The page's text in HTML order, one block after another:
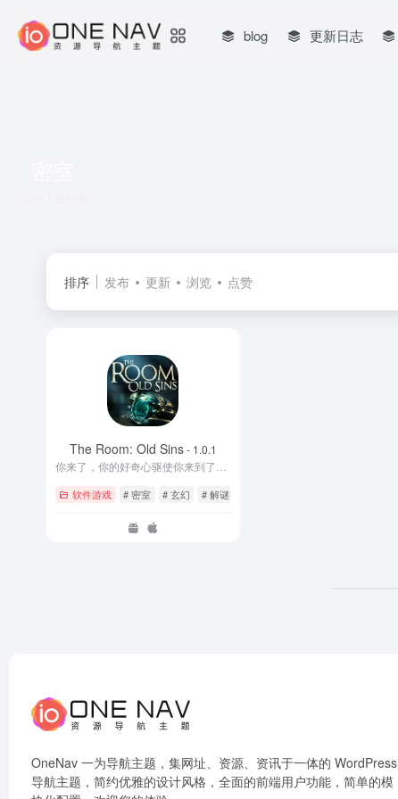
blog 更新日志
排序 发布 更新 浏览 点赞
The Room: Old Sins- 1.0.1
软件游戏 # 密室 # 玄幻 # 解谜
OneNav 一为导航主题，集网址、资源、资讯于一体的 WordPress
导航主题，简约优雅的设计风格，全面的前端用户功能，简单的模